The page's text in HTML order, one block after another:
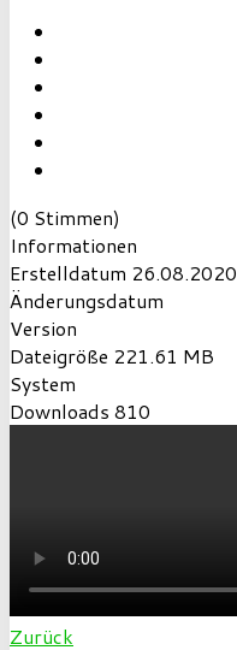
(0 Stimmen)
Informationen
Erstelldatum 26.08.2020
Änderungsdatum
Version
Dateigröße 221.61 MB
System
Downloads 810
Zurück